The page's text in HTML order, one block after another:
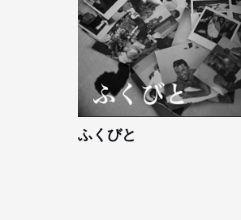
ふくびと